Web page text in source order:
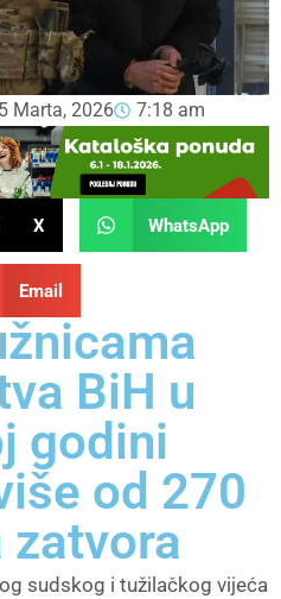
5 Marta, 2026 7:18 am
X WhatsApp
Email
BiH u
godini
od 270
zatvora
sudskog i tužilačkog vijeća